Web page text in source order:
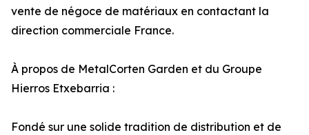
vente de négoce de matériaux en contactant la
direction commerciale France.
À propos de MetalCorten Garden et du Groupe
Hierros Etxebarria :
Fondé sur une solide tradition de distribution et de